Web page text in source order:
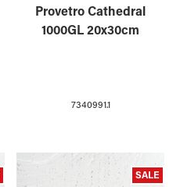
Provetro Cathedral
1000GL 20x30cm
7340991.1
SALE